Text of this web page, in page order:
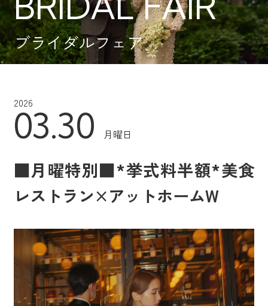
ブライダルフェア
2026
03.30 月曜日
■月曜特別■*挙式料半額*美食
レストラン×アットホームW